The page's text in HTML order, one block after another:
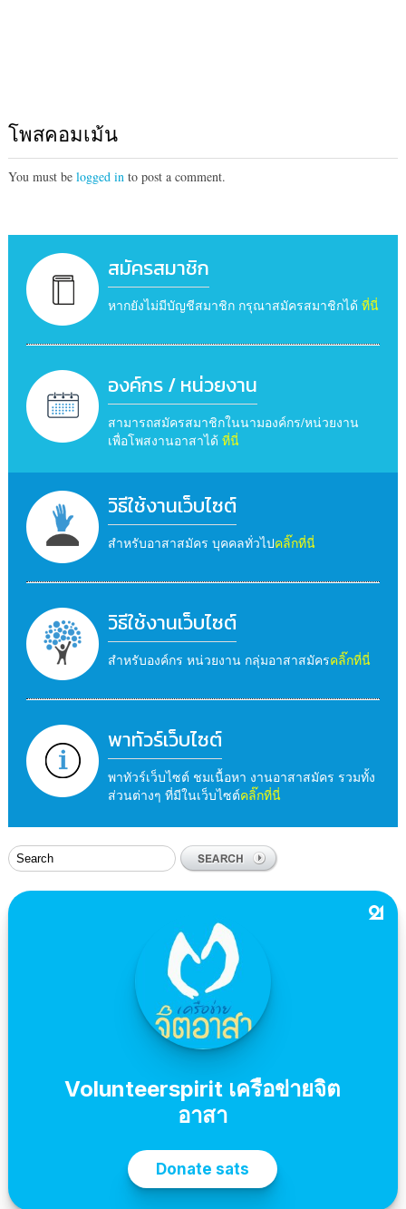
โพสคอมเม้น
You must be logged into post a comment.
สมัครสมาชิก
หากยังไม่มีบัญชีสมาชิก กรุณาสมัครสมาชิกได้ ที่นี่
องค์กร / หน่วยงาน
สามารถสมัครสมาชิกในนามองค์กร/หน่วยงาน
เพื่อโพสงานอาสาได้ ที่นี่
วิธีใช้งานเว็บไซต์
สำหรับอาสาสมัคร บุคคลทั่วไปคลิ๊กที่นี่
วิธีใช้งานเว็บไซต์
สำหรับองค์กร หน่วยงาน กลุ่มอาสาสมัครคลิ๊กที่นี่
พาทัวร์เว็บไซต์
พาทัวร์เว็บไซต์ ชมเนื้อหา งานอาสาสมัคร รวมทั้ง
ส่วนต่างๆ ที่มีในเว็บไซต์คลิ๊กที่นี่